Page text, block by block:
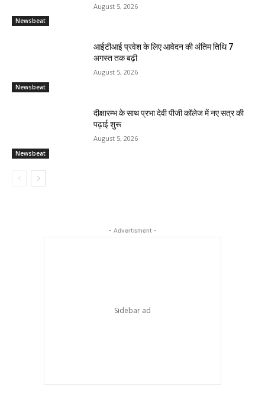
Newsbeat
August 5, 2026
Newsbeat
आईटीआई प्रवेश के लिए आवेदन की अंतिम तिथि 7
अगस्त तक बढ़ी
August 5, 2026
Newsbeat
दीक्षारम्भ के साथ प्रभा देवी पीजी कॉलेज में नए सत्र की
पढ़ाई शुरू
August 5, 2026
- Advertisment -